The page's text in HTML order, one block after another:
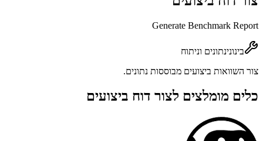
Generate Benchmark Report
בינונינתונים וניתוח
צור השוואות ביצועים מבוססות נתונים.
כלים מומלצים לצור דוח ביצועים